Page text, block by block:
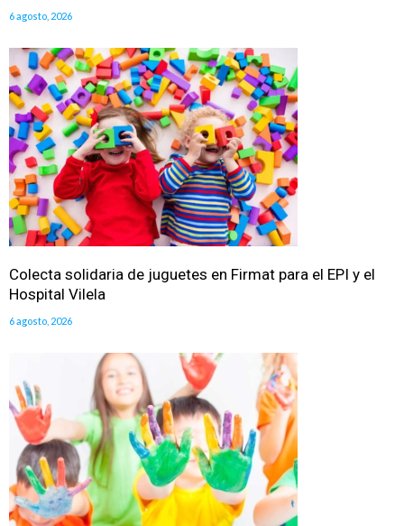
6 agosto, 2026
Colecta solidaria de juguetes en Firmat para el EPI y el
Hospital Vilela
6 agosto, 2026